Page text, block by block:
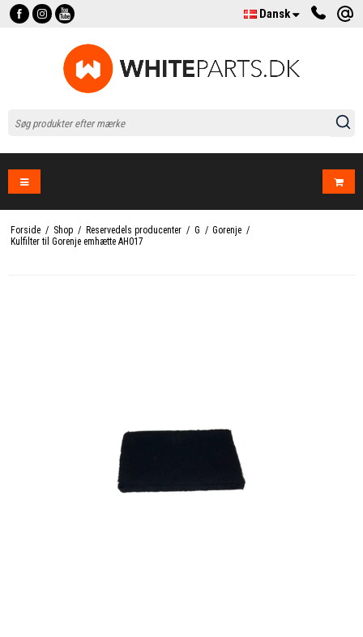
Dansk
Forside / Shop / Reservedels producenter / G / Gorenje /
Kulfilter til Gorenje emhætte AH017